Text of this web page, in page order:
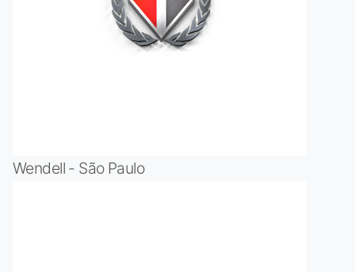
Wendell - São Paulo